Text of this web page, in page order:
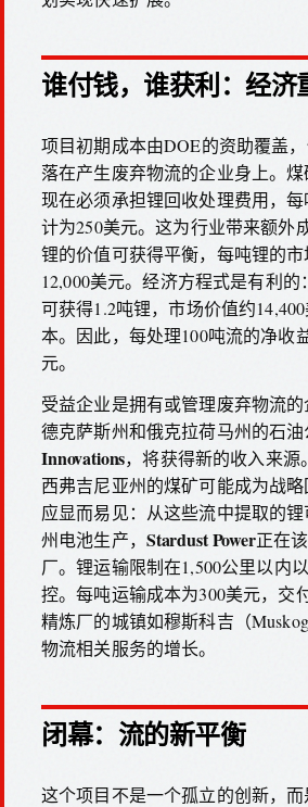
谁付钱，谁获利：经济
项目初期成本由DOE的资助覆盖
落在产生废弃物流的企业身上。
现在必须承担锂回收处理费用，
计为250美元。这为行业带来额外
锂的价值可获得平衡，每吨锂的
12,000美元。经济方程式是有利的
可获得1.2吨锂，市场价值约
本。因此，每处理100吨流的净收
元。
受益企业是拥有或管理废弃物流
德克萨斯州和俄克拉荷马州的石
Innovations，将获得新的收入来源
西弗吉尼亚州的煤矿可能成为战
应显而易见：从这些流中提取的
州电池生产， Stardust Power正在
厂。锂运输限制在1,500公里以内
控。每吨运输成本为300美元，交
精炼厂的城镇如穆斯科吉（
物流相关服务的增长。
闭幕：流的新平衡
这个项目不是一个孤立的创新，